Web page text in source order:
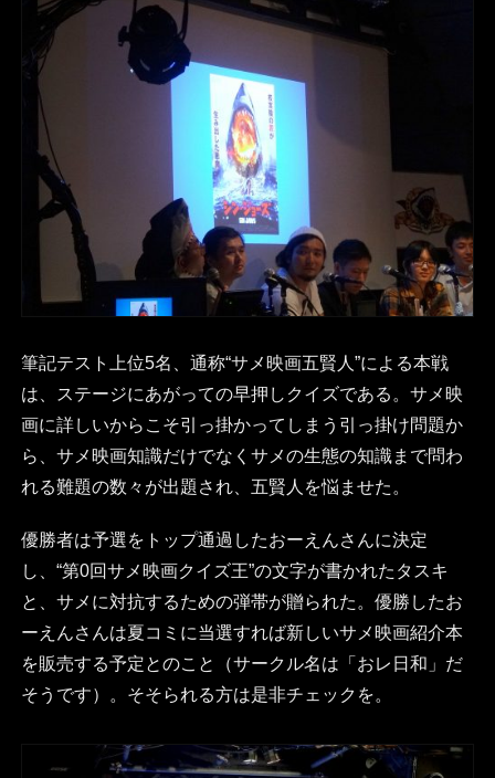
筆記テスト上位5名、通称“サメ映画五賢人”による本戦
は、ステージにあがっての早押しクイズである。サメ映
画に詳しいからこそ引っ掛かってしまう引っ掛け問題か
ら、サメ映画知識だけでなくサメの生態の知識まで問わ
れる難題の数々が出題され、五賢人を悩ませた。
優勝者は予選をトップ通過したおーえんさんに決定
し、“第0回サメ映画クイズ王”の文字が書かれたタスキ
と、サメに対抗するための弾帯が贈られた。優勝したお
ーえんさんは夏コミに当選すれば新しいサメ映画紹介本
を販売する予定とのこと（サークル名は「おレ日和」だ
そうです）。そそられる方は是非チェックを。